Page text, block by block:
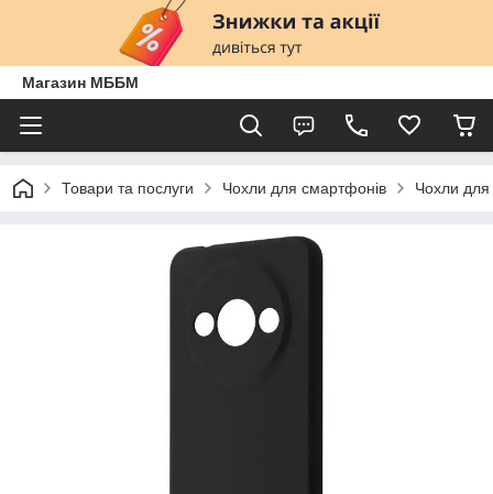
Магазин МББМ
Товари та послуги Чохли для смартфонів Чохли